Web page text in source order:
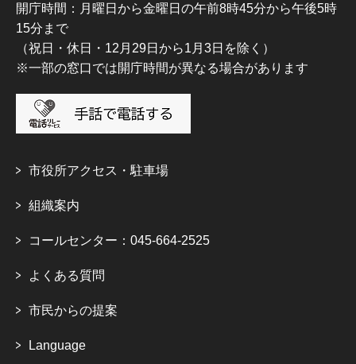
開庁時間：月曜日から金曜日の午前8時45分から午後5時
15分まで
（祝日・休日・12月29日から1月3日を除く）
※一部の窓口では開庁時間が異なる場合があります
市役所アクセス・駐車場
組織案内
コールセンター：045-664-2525
よくある質問
市民からの提案
Language